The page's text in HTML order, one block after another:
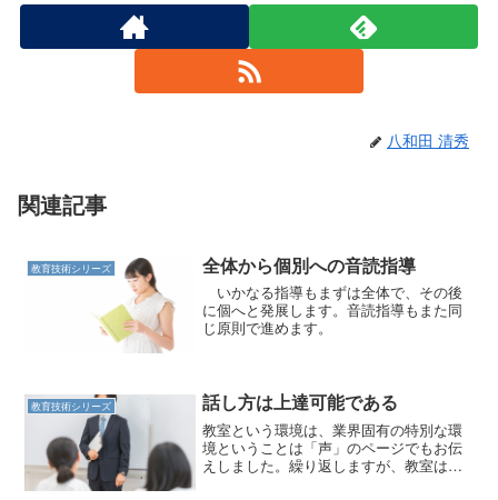
八和田 清秀
関連記事
教育技術シリーズ 全体から個別への音読指導
いかなる指導もまずは全体で、その後
に個へと発展します。音読指導もまた同
じ原則で進めます。
教育技術シリーズ 話し方は上達可能である
教室という環境は、業界固有の特別な環
境ということは「声」のページでもお伝
えしました。繰り返しますが、教室は日